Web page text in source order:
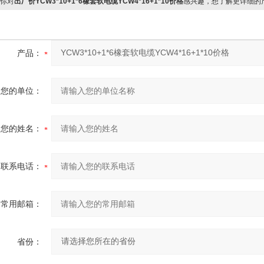
产品：
您的单位：
您的姓名：
联系电话：
常用邮箱：
省份：